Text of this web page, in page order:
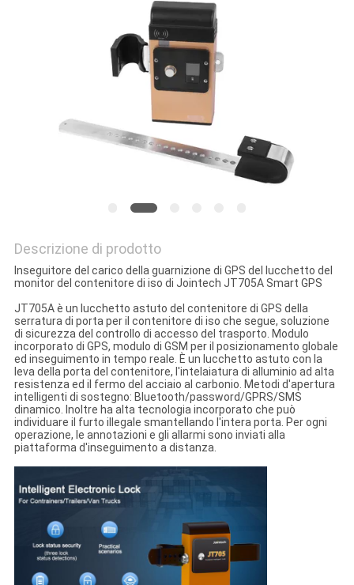
Descrizione di prodotto
Inseguitore del carico della guarnizione di GPS del lucchetto del
monitor del contenitore di iso di Jointech JT705A Smart GPS
JT705A è un lucchetto astuto del contenitore di GPS della
serratura di porta per il contenitore di iso che segue, soluzione
di sicurezza del controllo di accesso del trasporto. Modulo
incorporato di GPS, modulo di GSM per il posizionamento globale
ed inseguimento in tempo reale. È un lucchetto astuto con la
leva della porta del contenitore, l'intelaiatura di alluminio ad alta
resistenza ed il fermo del acciaio al carbonio. Metodi d'apertura
intelligenti di sostegno: Bluetooth/password/GPRS/SMS
dinamico. Inoltre ha alta tecnologia incorporato che può
individuare il furto illegale smantellando l'intera porta. Per ogni
operazione, le annotazioni e gli allarmi sono inviati alla
piattaforma d'inseguimento a distanza.